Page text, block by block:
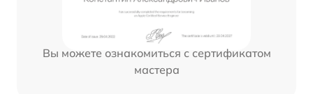
Вы можете ознакомиться с сертификатом
мастера